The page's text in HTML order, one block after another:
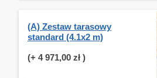
(A) Zestaw tarasowy
standard (4.1x2 m)
(+ 4 971,00 zł )